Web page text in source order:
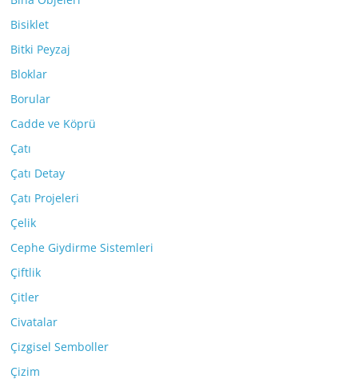
Bisiklet
Bitki Peyzaj
Bloklar
Borular
Cadde ve Köprü
Çatı
Çatı Detay
Çatı Projeleri
Çelik
Cephe Giydirme Sistemleri
Çiftlik
Çitler
Civatalar
Çizgisel Semboller
Çizim